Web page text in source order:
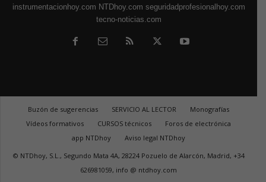
instrumentacionhoy.com NTDhoy.com seguridadprofesionalhoy.com
tecno-noticias.com
Buzón de sugerencias SERVICIO AL LECTOR
Monografías
Vídeos formativos
CURSOS técnicos
Foros de electrónica
app NTDhoy
Aviso legal NTDhoy
© NTDhoy, S.L., Segundo Mata 4A, 28224 Pozuelo de Alarcón, Madrid, +34
626981059, info @ ntdhoy.com